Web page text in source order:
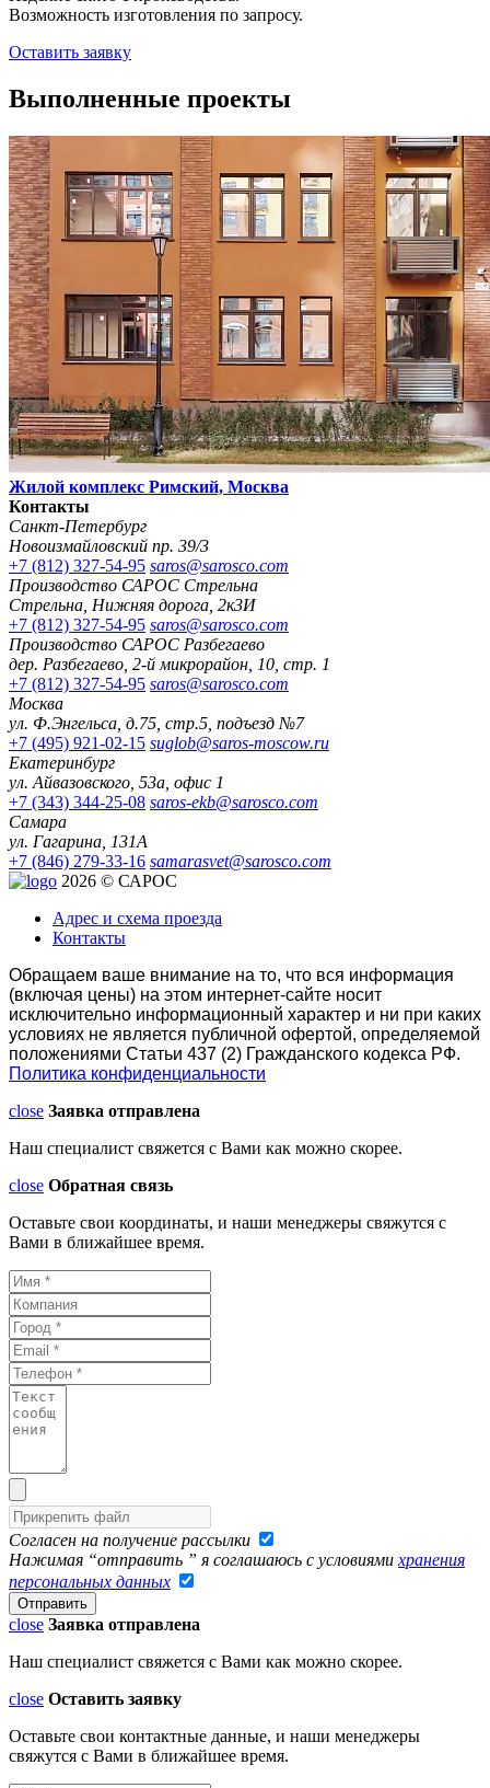
Возможность изготовления по запросу.
Оставить заявку
Выполненные проекты
Жилой комплекс Римский, Москва
Контакты
Санкт-Петербург
Новоизмайловский пр. 39/3
+7 (812) 327-54-95 saros@sarosco.com
Производство САРОС Стрельна
Стрельна, Нижняя дорога, 2к3И
+7 (812) 327-54-95 saros@sarosco.com
Производство САРОС Разбегаево
дер. Разбегаево, 2-й микрорайон, 10, стр. 1
+7 (812) 327-54-95 saros@sarosco.com
Москва
ул. Ф.Энгельса, д.75, стр.5, подъезд №7
+7 (495) 921-02-15 suglob@saros-moscow.ru
Екатеринбург
ул. Айвазовского, 53а, офис 1
+7 (343) 344-25-08 saros-ekb@sarosco.com
Самара
ул. Гагарина, 131А
+7 (846) 279-33-16 samarasvet@sarosco.com
2026 © САРОС
Адрес и схема проезда
Контакты
Обращаем ваше внимание на то, что вся информация
(включая цены) на этом интернет-сайте носит
исключительно информационный характер и ни при каких
условиях не является публичной офертой, определяемой
положениями Статьи 437 (2) Гражданского кодекса РФ.
Политика конфиденциальности
close Заявка отправлена
Наш специалист свяжется с Вами как можно скорее.
close Обратная связь
Оставьте свои координаты, и наши менеджеры свяжутся с
Вами в ближайшее время.
Согласен на получение рассылки
Нажимая “отправить ” я соглашаюсь с условиями хранения
персональных данных
close Заявка отправлена
Наш специалист свяжется с Вами как можно скорее.
close Оставить заявку
Оставьте свои контактные данные, и наши менеджеры
свяжутся с Вами в ближайшее время.